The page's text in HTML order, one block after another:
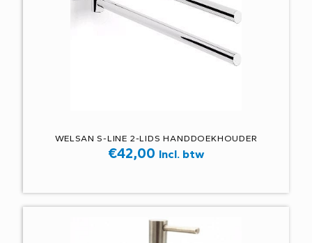
WELSAN S-LINE 2-LIDS HANDDOEKHOUDER
€42,00 Incl. btw